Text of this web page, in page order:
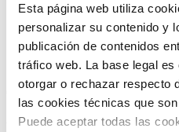
Esta página web utiliza
personalizar su contenido y
publicación de contenidos
tráfico web. La base legal
otorgar o rechazar respecto
las cookies técnicas que
Puede aceptar todas las
Alquiler de espacios
Tienda
CONTACTO
C/ Mateo Inurria, 2
28036 Madrid